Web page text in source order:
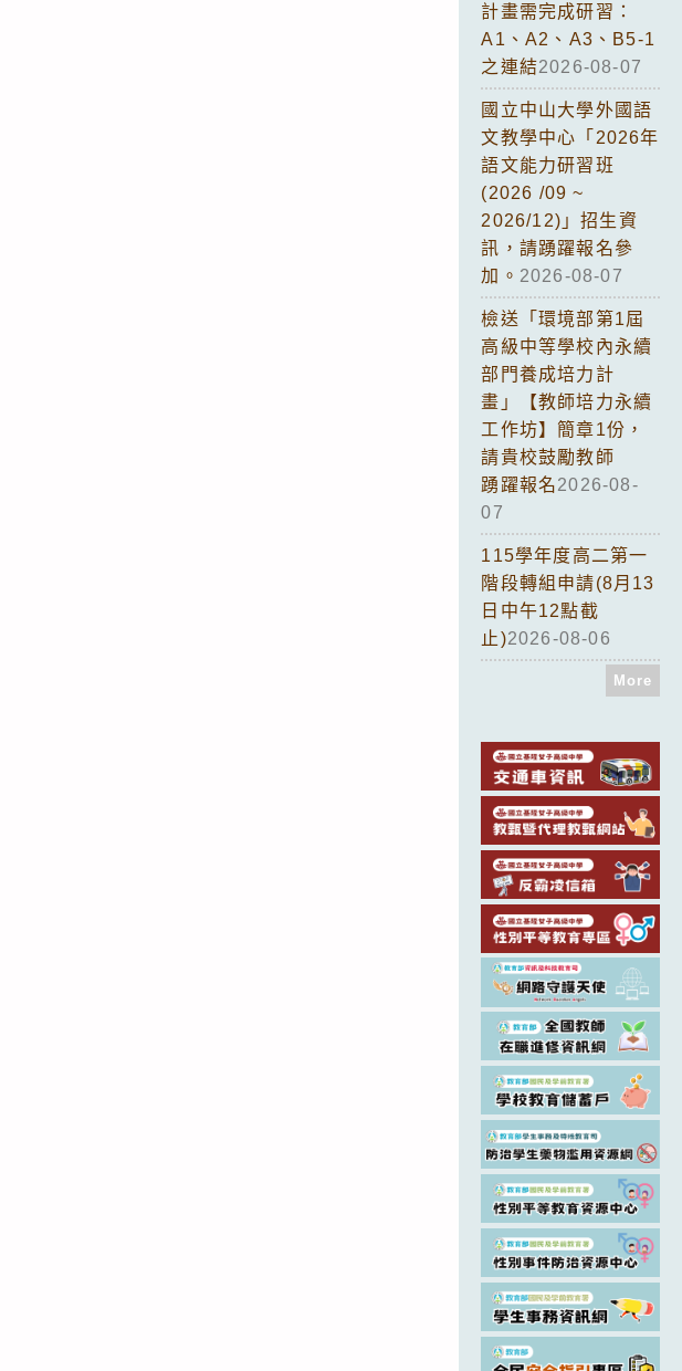
計畫需完成研習：
A1、A2、A3、B5-1
之連結2026-08-07
國立中山大學外國語
文教學中心「2026年
語文能力研習班
(2026 /09 ~
2026/12)」招生資
訊，請踴躍報名參
加。 2026-08-07
檢送「環境部第1屆
高級中等學校內永續
部門養成培力計
畫」【教師培力永續
工作坊】簡章1份，
請貴校鼓勵教師
踴躍報名2026-08-
07
115學年度高二第一
階段轉組申請(8月13
日中午12點截
止)2026-08-06
More